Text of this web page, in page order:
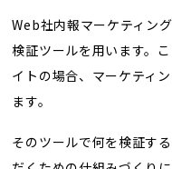
Web社内報マーケティン
検証ツールを用います。
イトの場合、マーケティ
ます。
そのツールで何を検証す